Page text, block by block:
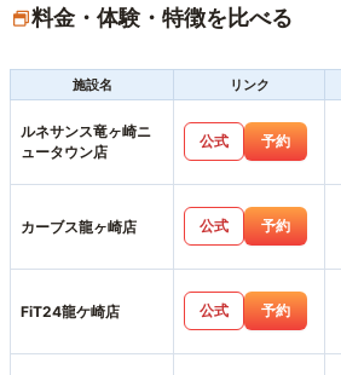
料金・体験・特徴を比べる
施設名
リンク
ルネサンス竜ヶ崎ニ
ュータウン店
公式 予約
カーブス龍ヶ崎店 公式 予約
FiT24龍ケ崎店 公式 予約